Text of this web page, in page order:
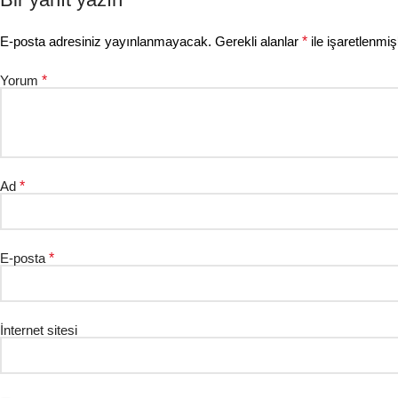
E-posta adresiniz yayınlanmayacak. Gerekli alanlar * ile
Yorum *
Ad *
E-posta *
İnternet sitesi